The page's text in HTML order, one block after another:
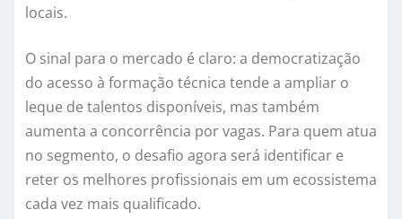
locais.
O sinal para o mercado é claro: a democratização
do acesso à formação técnica tende a ampliar o
leque de talentos disponíveis, mas também
aumenta a concorrência por vagas. Para quem atua
no segmento, o desafio agora será identificar e
reter os melhores profissionais em um ecossistema
cada vez mais qualificado.